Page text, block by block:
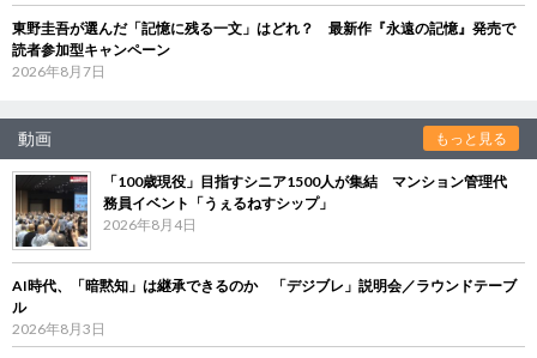
東野圭吾が選んだ「記憶に残る一文」はどれ？ 最新作『永遠の記憶』発売で
読者参加型キャンペーン
2026年8月7日
動画 もっと見る
「100歳現役」目指すシニア1500人が集結 マンション管理代
務員イベント「うぇるねすシップ」
2026年8月4日
AI時代、「暗黙知」は継承できるのか 「デジブレ」説明会／ラウンドテーブ
ル
2026年8月3日